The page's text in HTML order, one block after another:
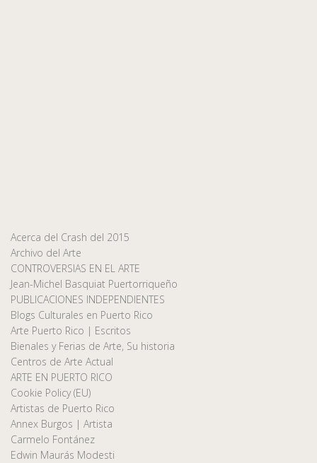
Acerca del Crash del 2015
Archivo del Arte
CONTROVERSIAS EN EL ARTE
Jean-Michel Basquiat Puertorriqueño
PUBLICACIONES INDEPENDIENTES
Blogs Culturales en Puerto Rico
Arte Puerto Rico | Escritos
Bienales y Ferias de Arte, Su historia
Centros de Arte Actual
ARTE EN PUERTO RICO
Cookie Policy (EU)
Artistas de Puerto Rico
Annex Burgos | Artista
Carmelo Fontánez
Edwin Maurás Modesti